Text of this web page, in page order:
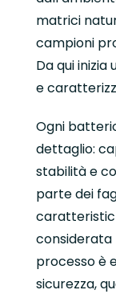
matrici
campioni
Da qui
e
Ogni
dettaglio:
stabilità e
parte dei
considerata
processo è
sicurezza,